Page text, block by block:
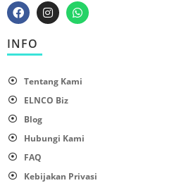
INFO
Tentang Kami
ELNCO Biz
Blog
Hubungi Kami
FAQ
Kebijakan Privasi